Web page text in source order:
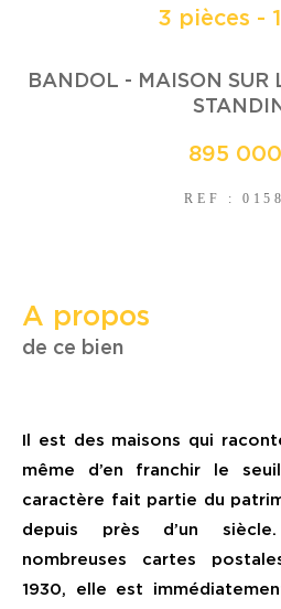
3 pièces -
BANDOL - MAISON SUR
895
REF :
a propos
de ce bien
Il est des maisons qui
même d’en franchir le
caractère fait partie du
depuis près d’un
nombreuses cartes
1930, elle est